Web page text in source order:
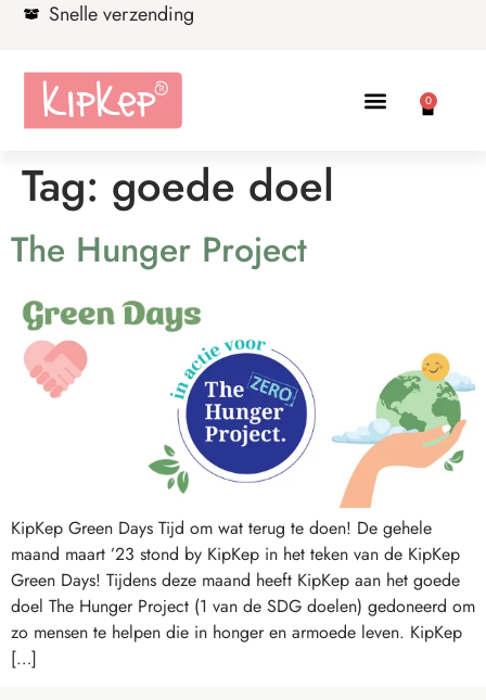
Snelle verzending
0
Tag: goede doel
The Hunger Project
KipKep Green Days Tijd om wat terug te doen! De gehele
maand maart ’23 stond by KipKep in het teken van de KipKep
Green Days! Tijdens deze maand heeft KipKep aan het goede
doel The Hunger Project (1 van de SDG doelen) gedoneerd om
zo mensen te helpen die in honger en armoede leven. KipKep
[…]